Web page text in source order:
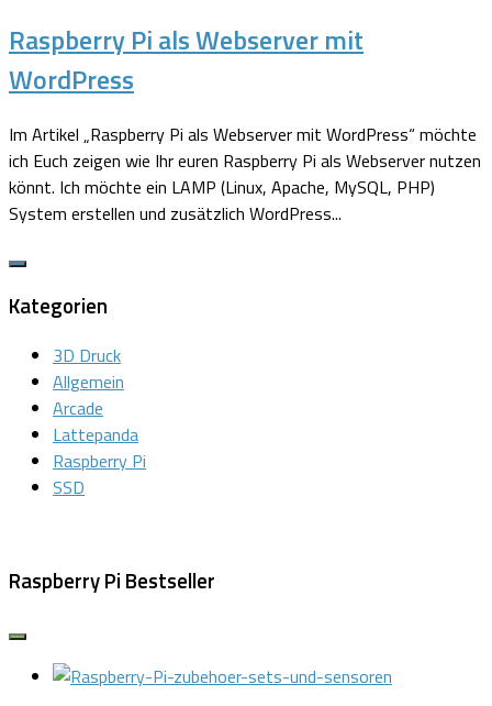
Raspberry Pi als Webserver mit
WordPress
Im Artikel „Raspberry Pi als Webserver mit WordPress“ möchte
ich Euch zeigen wie Ihr euren Raspberry Pi als Webserver nutzen
könnt. Ich möchte ein LAMP (Linux, Apache, MySQL, PHP)
System erstellen und zusätzlich WordPress...
Kategorien
3D Druck
Allgemein
Arcade
Lattepanda
Raspberry Pi
SSD
Raspberry Pi Bestseller